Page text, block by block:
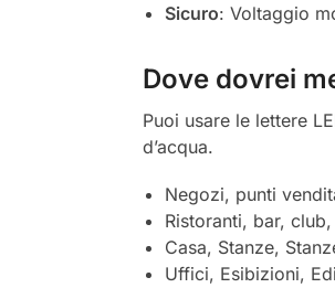
Sicuro: Voltaggio
Dove dovrei
Puoi usare le lettere
d’acqua.
Negozi, punti
Ristoranti, bar,
Casa, Stanze,
Uffici, Esibizioni,